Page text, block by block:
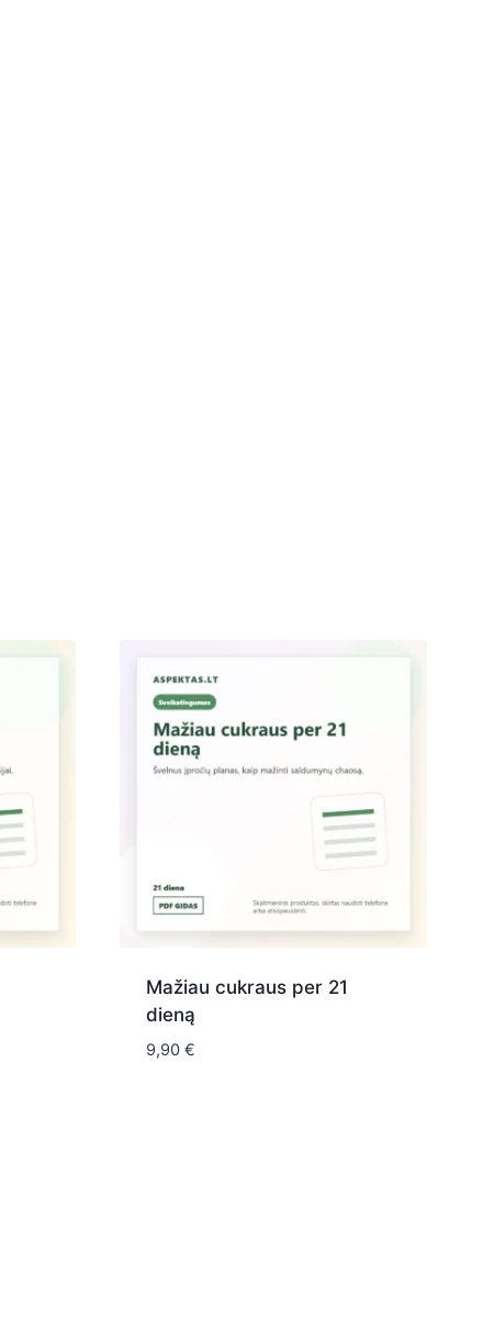
Mažiau cukraus per 21
dieną
9,90 €